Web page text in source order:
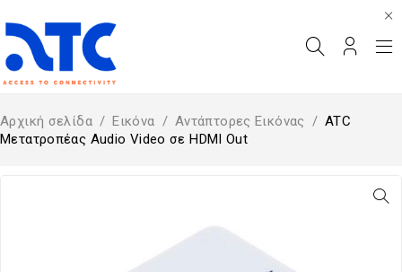
Αρχική σελίδα / Εικόνα / Αντάπτορες Εικόνας / ATC
Μετατροπέας Audio Video σε HDMI Out